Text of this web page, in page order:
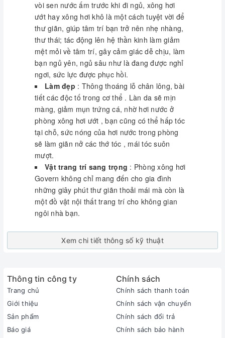
vòi sen nước ấm trước khi đi ngủ, xông hơi
ướt hay xông hơi khô là một cách tuyệt vời để
thư giãn, giúp tâm trí bạn trở nên nhẹ nhàng,
thư thái; tác động lên hệ thần kinh làm giảm
mệt mỏi về tâm trí, gây cảm giác dễ chịu, làm
bạn ngủ yên, ngủ sâu như là đang được nghỉ
ngơi, sức lực được phục hồi.
Làm đẹp : Thông thoáng lỗ chân lông, bài
tiết các độc tố trong cơ thể . Làn da sẽ mịn
màng, giảm mụn trứng cá, nhờ hơi nước ở
phòng xông hơi ướt , bạn cũng có thể hấp tóc
tại chỗ, sức nóng của hơi nước trong phòng
sẽ làm giãn nở các thớ tóc , mái tóc suôn
mượt.
Vật trang trí sang trọng : Phòng xông hơi
Govern không chỉ mang đến cho gia đình
những giây phút thư giãn thoải mái mà còn là
một đồ vật nội thất trang trí cho không gian
ngôi nhà bạn.
Xem chi tiết thông số kỹ thuật
Thông tin công ty
Trang chủ
Giới thiệu
Sản phẩm
Báo giá
Chính sách
Chính sách thanh toán
Chính sách vận chuyển
Chính sách đổi trả
Chính sách bảo hành